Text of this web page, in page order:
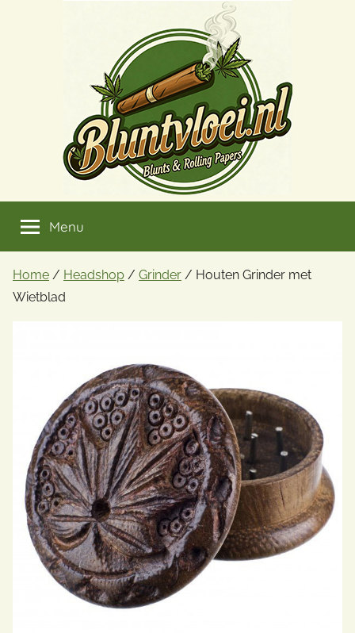
Menu
Home / Headshop / Grinder / Houten Grinder met
Wietblad